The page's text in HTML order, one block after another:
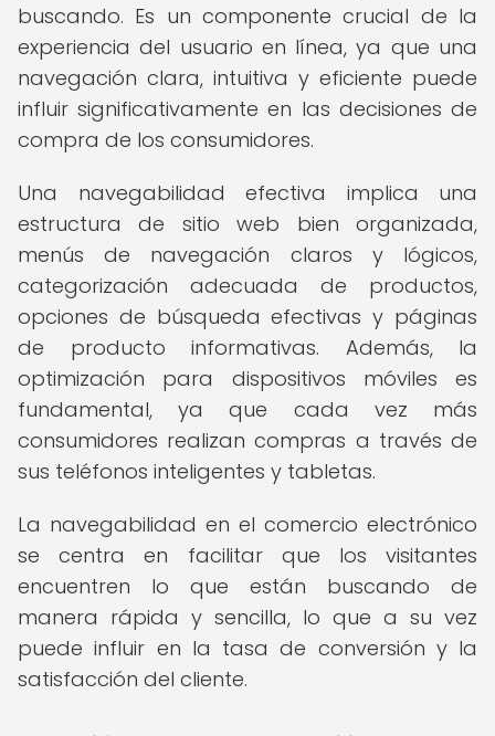
buscando. Es un componente crucial de la
experiencia del usuario en línea, ya que una
navegación clara, intuitiva y eficiente puede
influir significativamente en las decisiones de
compra de los consumidores.
Una navegabilidad efectiva implica una
estructura de sitio web bien organizada,
menús de navegación claros y lógicos,
categorización adecuada de productos,
opciones de búsqueda efectivas y páginas
de producto informativas. Además, la
optimización para dispositivos móviles es
fundamental, ya que cada vez más
consumidores realizan compras a través de
sus teléfonos inteligentes y tabletas.
La navegabilidad en el comercio electrónico
se centra en facilitar que los visitantes
encuentren lo que están buscando de
manera rápida y sencilla, lo que a su vez
puede influir en la tasa de conversión y la
satisfacción del cliente.